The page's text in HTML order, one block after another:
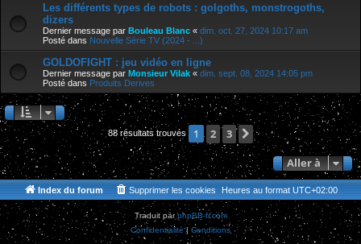
Les différents types de robots : golgoths, monstrogoths,
dizers
Dernier message par Bouleau Blanc « dim. oct. 27, 2024 10:17 am
Posté dans Nouvelle Série TV (2024 - ...)
GOLDOFIGHT : jeu vidéo en ligne
Dernier message par Monsieur Vilak « dim. sept. 08, 2024 14:05 pm
Posté dans Produits Derives
88 résultats trouvés 1 2 3
Suivante
Aller à
Index du forum Heures au format UTC+02:00
Supprimer les cookies
Traduit parphpBB-fr.com
Confidentialité| Conditions